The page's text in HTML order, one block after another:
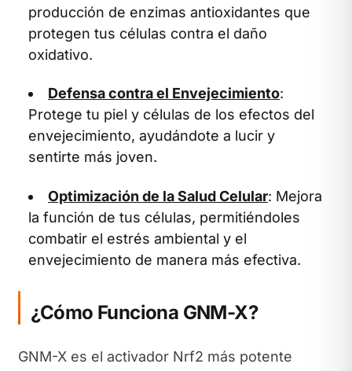
producción de enzimas antioxidantes que
protegen tus células contra el daño
oxidativo.
Defensa contra el Envejecimiento:
Protege tu piel y células de los efectos del
envejecimiento, ayudándote a lucir y
sentirte más joven.
Optimización de la Salud Celular: Mejora
la función de tus células, permitiéndoles
combatir el estrés ambiental y el
envejecimiento de manera más efectiva.
¿Cómo Funciona GNM-X?
GNM-X es el activador Nrf2 más potente